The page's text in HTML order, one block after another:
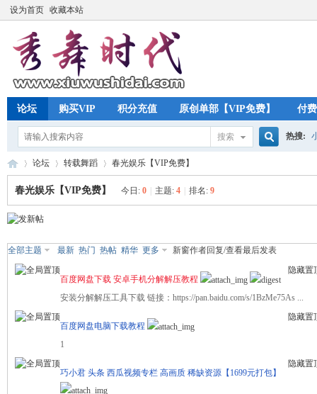
设为首页 收藏本站
论坛 购买VIP 积分充值 原创单部【VIP免费】 付
搜索 热搜:
秀 »
论坛 转载舞蹈 春光娱乐【VIP免费】
春光娱乐【VIP免费】 今日: 0 主题: 4 排名: 9
新窗
全部主题 最新 热门 热帖 精华 更多 作者回复/查看最后发表
隐藏置
百度网盘下载 安卓手机分解解压教程
安装分解解压工具下载 链接：https://pan.baidu.com/s/1BzMe75As ...
隐藏置
百度网盘电脑下载教程
1
隐藏置
巧小君 头条 西瓜视频专栏 高画质 稀缺资源【1699元打包】